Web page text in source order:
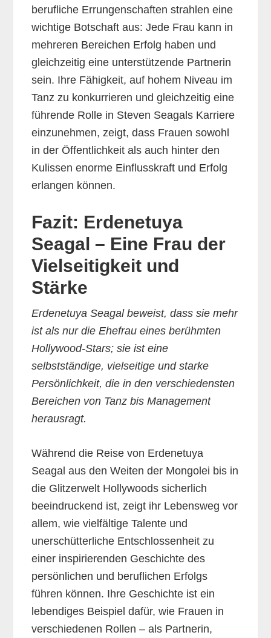
berufliche Errungenschaften strahlen eine
wichtige Botschaft aus: Jede Frau kann in
mehreren Bereichen Erfolg haben und
gleichzeitig eine unterstützende Partnerin
sein. Ihre Fähigkeit, auf hohem Niveau im
Tanz zu konkurrieren und gleichzeitig eine
führende Rolle in Steven Seagals Karriere
einzunehmen, zeigt, dass Frauen sowohl
in der Öffentlichkeit als auch hinter den
Kulissen enorme Einflusskraft und Erfolg
erlangen können.
Fazit: Erdenetuya
Seagal – Eine Frau der
Vielseitigkeit und
Stärke
Erdenetuya Seagal beweist, dass sie mehr
ist als nur die Ehefrau eines berühmten
Hollywood-Stars; sie ist eine
selbstständige, vielseitige und starke
Persönlichkeit, die in den verschiedensten
Bereichen von Tanz bis Management
herausragt.
Während die Reise von Erdenetuya
Seagal aus den Weiten der Mongolei bis in
die Glitzerwelt Hollywoods sicherlich
beeindruckend ist, zeigt ihr Lebensweg vor
allem, wie vielfältige Talente und
unerschütterliche Entschlossenheit zu
einer inspirierenden Geschichte des
persönlichen und beruflichen Erfolgs
führen können. Ihre Geschichte ist ein
lebendiges Beispiel dafür, wie Frauen in
verschiedenen Rollen – als Partnerin,